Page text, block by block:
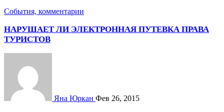
События, комментарии
НАРУШАЕТ ЛИ ЭЛЕКТРОННАЯ ПУТЕВКА ПРАВА
ТУРИСТОВ
Яна Юркан Фев 26, 2015